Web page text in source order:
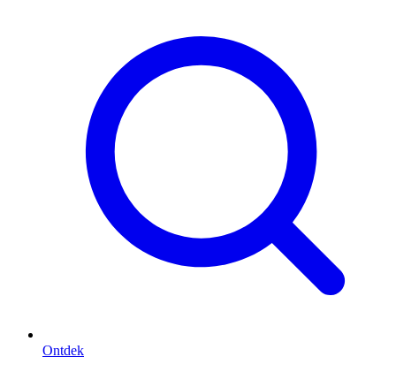
Ontdek